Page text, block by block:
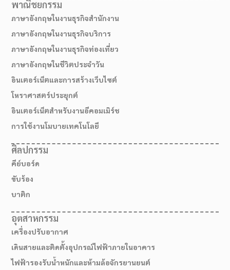
พาณิชยกรรม
ภาษาอังกฤษในงานธุรกิจสำนักงาน
ภาษาอังกฤษในงานธุรกิจบริการ
ภาษาอังกฤษในงานธุรกิจท่องเที่ยว
ภาษาอังกฤษในชีวิตประจำวัน
อินเตอร์เน็ตและการสร้างเว็บไซต์
โหราศาสตร์ประยุกต์
อินเตอร์เน็ตสำหรับงานอีคอมเมิร์ช
การใช้งานโมบายเทคโนโลยี
ศิลปกรรม
คีย์บอร์ด
ขับร้อง
บาติก
อุตสาหกรรม
เครื่องปรับอากาศ
เดินสายและติดตั้งอุปกรณ์ไฟฟ้าภายในอาคาร
ไฟฟ้ารองรับน้ำหนักและห้ามล้อจักรยานยนต์